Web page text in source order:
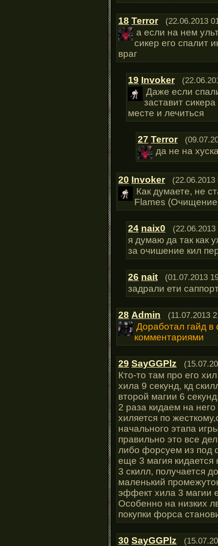
18 Terror (22.06.2013
а если на нем
сикер его спалит
враг
19 Invoker
Даже если
заставит
месте и лечиться
27 Terror
да не на
20 Invoker (22.06.2013
Как думаете, не
Flames
24 naix0 (22.06.2013
я думаю да так как
за очишение кил
26 nait (01.07.2013
задрали ети
28 Admin (11.07.2013
Доработал гайд в
комментариями
29 SayGGPlz
Кто-то там про его
хила 9 секунд, кд
второй магии 6
2 раза кидаем на
хиляется по
начального этапа
правильно это все
либо форсуем из под
еще 3 магия кидается
3 скилл, получается
маленький
эффект хила 3 магии
Особенно на низких
покупки форса
30 SayGGPlz